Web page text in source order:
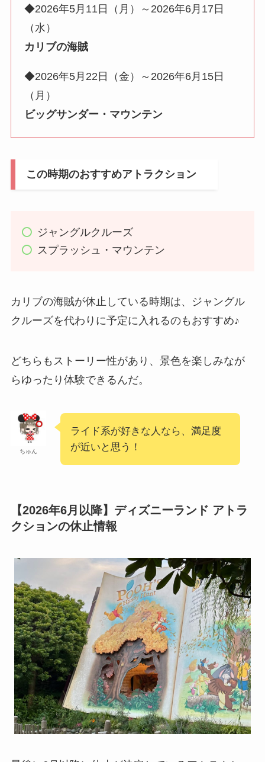
◆2026年5月11日（月）～2026年6月17日
（水）
カリブの海賊
◆2026年5月22日（金）～2026年6月15日
（月）
ビッグサンダー・マウンテン
この時期のおすすめアトラクション
ジャングルクルーズ
スプラッシュ・マウンテン
カリブの海賊が休止している時期は、ジャングル
クルーズを代わりに予定に入れるのもおすすめ♪
どちらもストーリー性があり、景色を楽しみなが
らゆったり体験できるんだ。
ちゅん
ライド系が好きな人なら、満足度
が近いと思う！
【2026年6月以降】ディズニーランド アトラ
クションの休止情報